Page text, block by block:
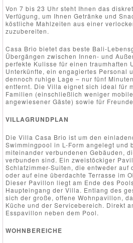
Von 7 bis 23 Uhr steht Ihnen das
Verfügung, um Ihnen Getränke und
köstliche Mahlzeiten aus einer
zuzubereiten.
Casa Brio bietet das beste Bali-
Übergängen zwischen Innen- und
perfekte Kulisse für einen traumhaften
Unterkünfte, ein engagiertes Personal
dennoch ruhige Lage – nur fünf
entfernt. Die Villa eignet sich ideal für
Familien (einschließlich weniger
angewiesener Gäste) sowie für
VILLAGRUNDPLAN
Die Villa Casa Brio ist um den
Swimmingpool in L-Form angelegt und
miteinander verbundenen Gebäuden,
verbunden sind. Ein zweistöckiger
Schlafzimmer-Suiten, die entweder auf
oder auf eine überdachte Terrasse im
Dieser Pavillon liegt am Ende des
Haupteingang der Villa. Entlang des
sich der große, offene Wohnpavillon,
Küche und der Servicebereich. Direkt
Esspavillon neben dem Pool.
WOHNBEREICHE